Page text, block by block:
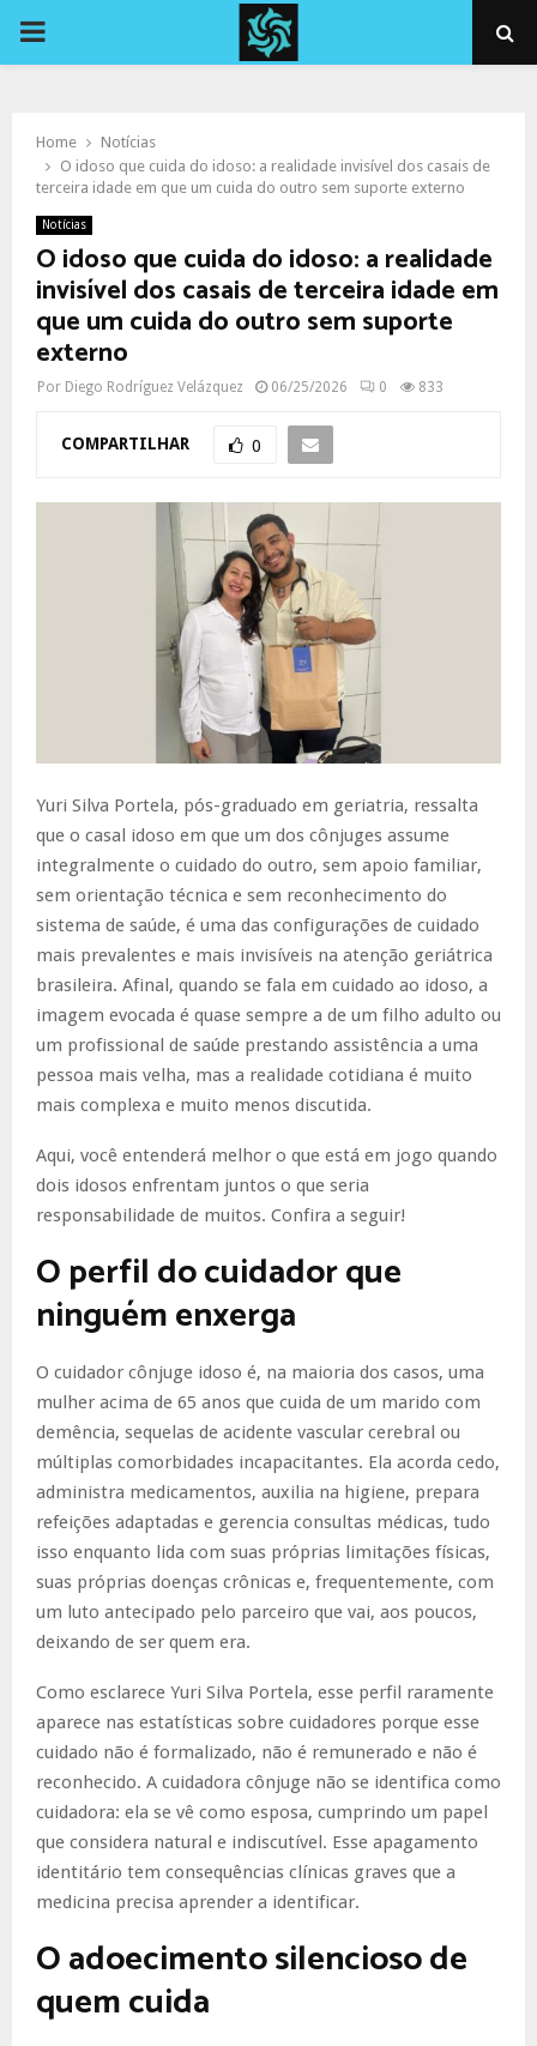
PRIMARY
Home
Notícias
O idoso que cuida do idoso: a realidade invisível dos casais de
terceira idade em que um cuida do outro sem suporte externo
Notícias
O idoso que cuida do idoso: a realidade
invisível dos casais de terceira idade em
que um cuida do outro sem suporte
externo
Por Diego Rodríguez Velázquez 06/25/2026 0 833
COMPARTILHAR 0
Yuri Silva Portela, pós-graduado em geriatria, ressalta
que o casal idoso em que um dos cônjuges assume
integralmente o cuidado do outro, sem apoio familiar,
sem orientação técnica e sem reconhecimento do
sistema de saúde, é uma das configurações de cuidado
mais prevalentes e mais invisíveis na atenção geriátrica
brasileira. Afinal, quando se fala em cuidado ao idoso, a
imagem evocada é quase sempre a de um filho adulto ou
um profissional de saúde prestando assistência a uma
pessoa mais velha, mas a realidade cotidiana é muito
mais complexa e muito menos discutida.
Aqui, você entenderá melhor o que está em jogo quando
dois idosos enfrentam juntos o que seria
responsabilidade de muitos. Confira a seguir!
O perfil do cuidador que
ninguém enxerga
O cuidador cônjuge idoso é, na maioria dos casos, uma
mulher acima de 65 anos que cuida de um marido com
demência, sequelas de acidente vascular cerebral ou
múltiplas comorbidades incapacitantes. Ela acorda cedo,
administra medicamentos, auxilia na higiene, prepara
refeições adaptadas e gerencia consultas médicas, tudo
isso enquanto lida com suas próprias limitações físicas,
suas próprias doenças crônicas e, frequentemente, com
um luto antecipado pelo parceiro que vai, aos poucos,
deixando de ser quem era.
Como esclarece Yuri Silva Portela, esse perfil raramente
aparece nas estatísticas sobre cuidadores porque esse
cuidado não é formalizado, não é remunerado e não é
reconhecido. A cuidadora cônjuge não se identifica como
cuidadora: ela se vê como esposa, cumprindo um papel
que considera natural e indiscutível. Esse apagamento
identitário tem consequências clínicas graves que a
medicina precisa aprender a identificar.
O adoecimento silencioso de
quem cuida